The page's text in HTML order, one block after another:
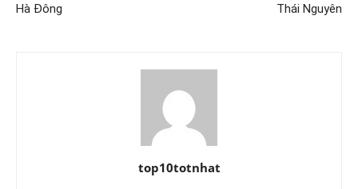
Hà Đông
Thái Nguyên
top10totnhat